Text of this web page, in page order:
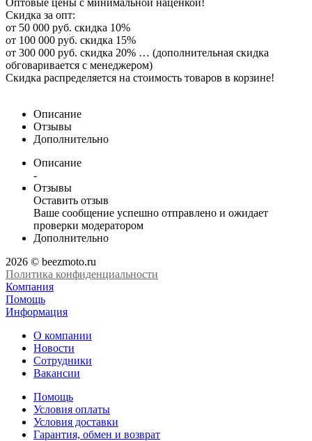
Скидка за опт:
от 50 000 руб. скидка 10%
от 100 000 руб. скидка 15%
от 300 000 руб. скидка 20% … (дополнительная скидка
обговаривается с менеджером)
Скидка распределяется на стоимость товаров в корзине!
Описание
Отзывы
Дополнительно
Описание
-
Отзывы
Оставить отзыв
Ваше сообщение успешно отправлено и ожидает
проверки модератором
Дополнительно
2026 © beezmoto.ru
Политика конфиденциальности
Компания
Помощь
Информация
О компании
Новости
Сотрудники
Вакансии
Помощь
Условия оплаты
Условия доставки
Гарантия, обмен и возврат